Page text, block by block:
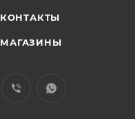
КОНТАКТЫ
МАГАЗИНЫ